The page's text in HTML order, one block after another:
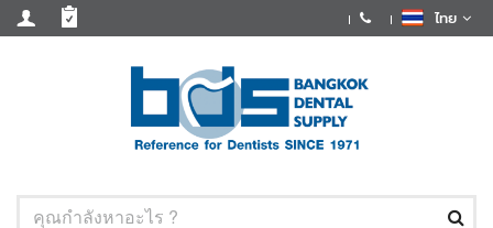
ไทย